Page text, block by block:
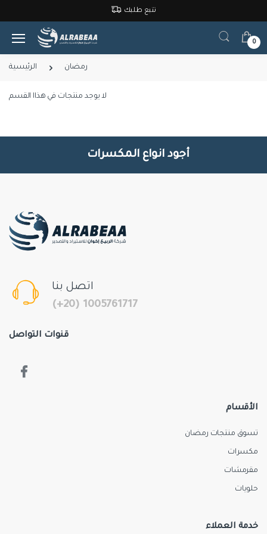
تتبع طلبك
0
الرئيسية رمضان
لا يوجد منتجات في هذاا القسم
أجود انواع المكسرات
اتصل بنا
(+20) 1005761717
قنوات التواصل
الأقسام
تسوق منتجات رمضان
مكسرات
مقرمشات
حلويات
خدمة العملاء